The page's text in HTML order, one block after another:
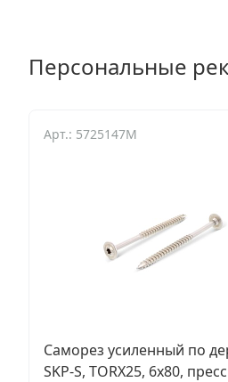
Персональные
Арт.: 5725147M
Саморез усиленный по
SKP-S, TORX25, 6x80,